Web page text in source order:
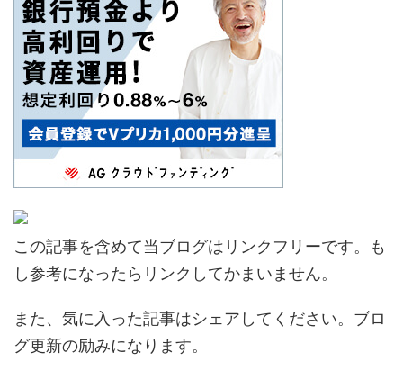
この記事を含めて当ブログはリンクフリーです。も
し参考になったらリンクしてかまいません。
また、気に入った記事はシェアしてください。ブロ
グ更新の励みになります。